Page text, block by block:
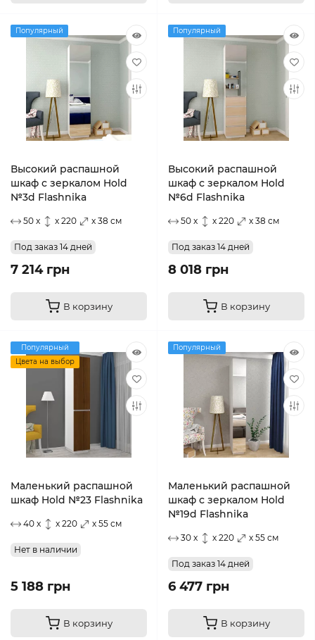
Популярный
Высокий распашной
шкаф с зеркалом Hold
№3d Flashnika
50 x x 220 x 38 см
Под заказ 14 дней
7 214 грн
В корзину
Популярный
Высокий распашной
шкаф с зеркалом Hold
№6d Flashnika
50 x x 220 x 38 см
Под заказ 14 дней
8 018 грн
В корзину
Популярный
Цвета на выбор
Маленький распашной
шкаф Hold №23 Flashnika
40 x x 220 x 55 см
Нет в наличии
5 188 грн
В корзину
Популярный
Маленький распашной
шкаф с зеркалом Hold
№19d Flashnika
30 x x 220 x 55 см
Под заказ 14 дней
6 477 грн
В корзину